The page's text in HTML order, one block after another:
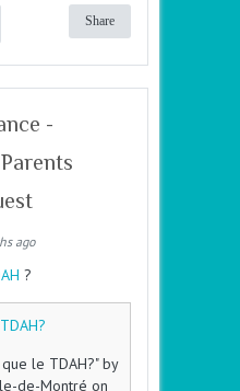
Share
-
ago
?
le TDAH?" by
de-Montré on